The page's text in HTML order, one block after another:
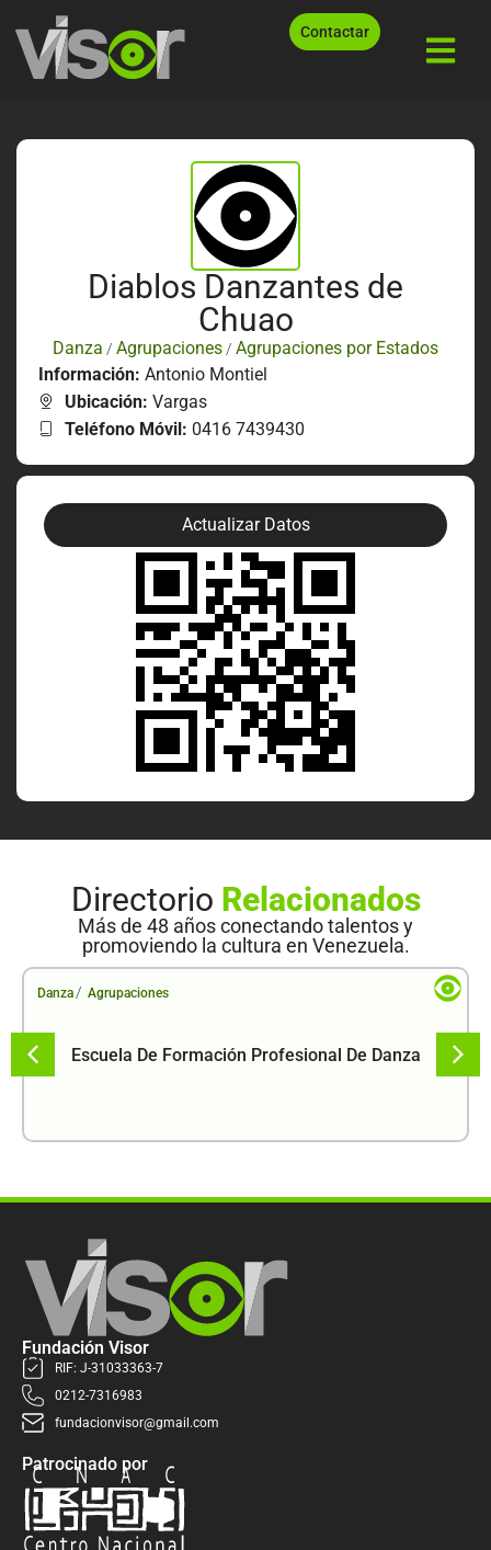
Contactar
Diablos Danzantes de
Chuao
Danza / Agrupaciones / Agrupaciones por Estados
Información: Antonio Montiel
Ubicación: Vargas
Teléfono Móvil: 0416 7439430
Actualizar Datos
Directorio Relacionados
Más de 48 años conectando talentos y
promoviendo la cultura en Venezuela.
Danza / Agrupaciones
Escuela De Formación Profesional De Danza
Fundación Visor
RIF: J-31033363-7
0212-7316983
fundacionvisor@gmail.com
Patrocinado por